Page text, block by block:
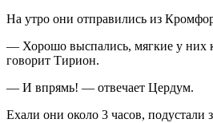
На утро они отправились из
— Хорошо выспались, мягкие у них
говорит Тирион.
— И впрямь! — отвечает Цердум.
Ехали они около 3 часов, подустали